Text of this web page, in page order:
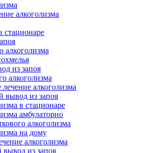
алкоголизма
стационаре
алкоголизма
из запоя
алкоголизма
алкоголизма
вывод из запоя
в стационаре
амбулаторно
алкоголизма
на дому
алкоголизма
из запоя